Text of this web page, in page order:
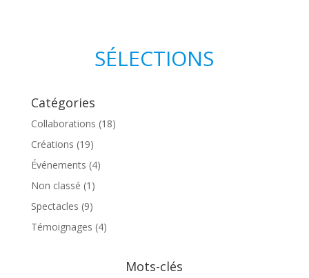
SÉLECTIONS
Catégories
Collaborations (18)
Créations (19)
Événements (4)
Non classé (1)
Spectacles (9)
Témoignages (4)
Mots-clés